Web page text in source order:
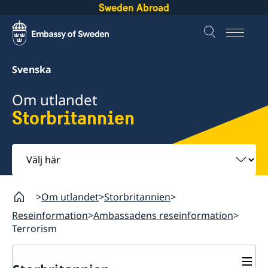
Sweden Abroad
Svenska
Om utlandet
Storbritannien
Välj
här
Om utlandet Storbritannien
Reseinformation Ambassadens reseinformation
Terrorism